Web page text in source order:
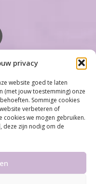
privacy
website goed te laten
(met jouw toestemming) onze
Sommige cookies
verbeteren of
cookies we mogen gebruiken.
deze zijn nodig om de
die zich inzet op het gebied
Met ruim 100 locaties
grootste organisaties op dit